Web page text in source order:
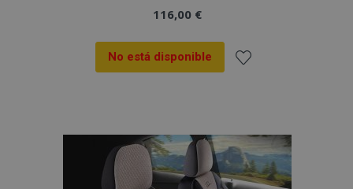
116,00 €
No está disponible
Lista
de